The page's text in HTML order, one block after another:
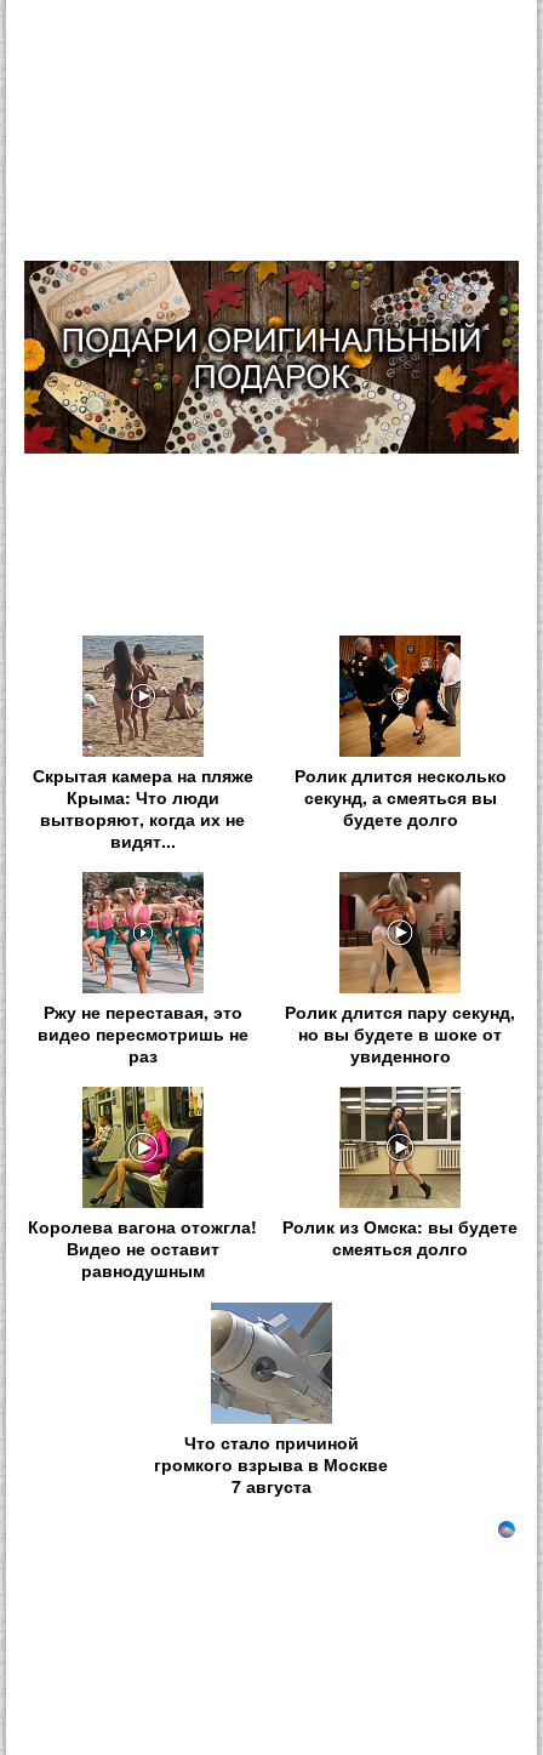
Скрытая камера на пляже
Крыма: Что люди
вытворяют, когда их не
видят...
Ролик длится несколько
секунд, а смеяться вы
будете долго
Ржу не переставая, это
видео пересмотришь не
раз
Ролик длится пару секунд,
но вы будете в шоке от
увиденного
Королева вагона отожгла!
Видео не оставит
равнодушным
Ролик из Омска: вы будете
смеяться долго
Что стало причиной
громкого взрыва в Москве
7 августа